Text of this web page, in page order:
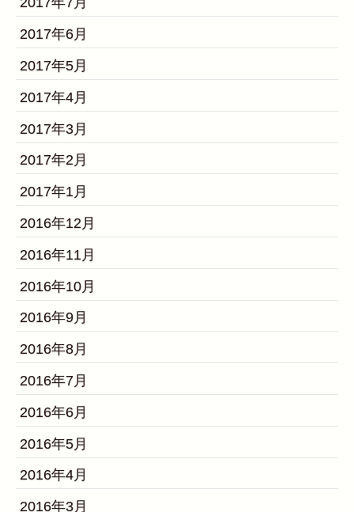
2017年6月
2017年5月
2017年4月
2017年3月
2017年2月
2017年1月
2016年12月
2016年11月
2016年10月
2016年9月
2016年8月
2016年7月
2016年6月
2016年5月
2016年4月
2016年3月